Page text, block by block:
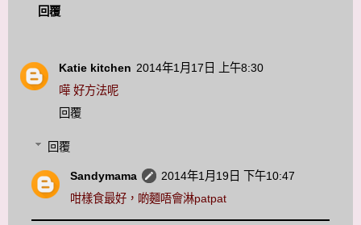
回覆
Katie kitchen 2014年1月17日 上午8:30
嘩 好方法呢
回覆
回覆
Sandymama
2014年1月19日 下午10:47
咁樣食最好，啲麵唔會淋patpat